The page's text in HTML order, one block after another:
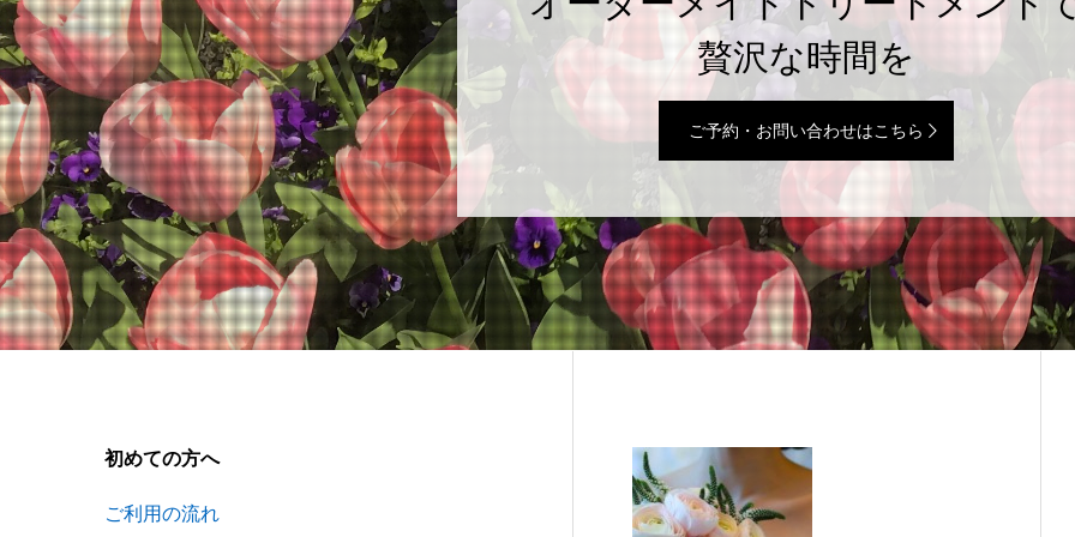
贅沢な時間を
ご予約・お問い合わせはこちら
初めての方へ
ご利用の流れ